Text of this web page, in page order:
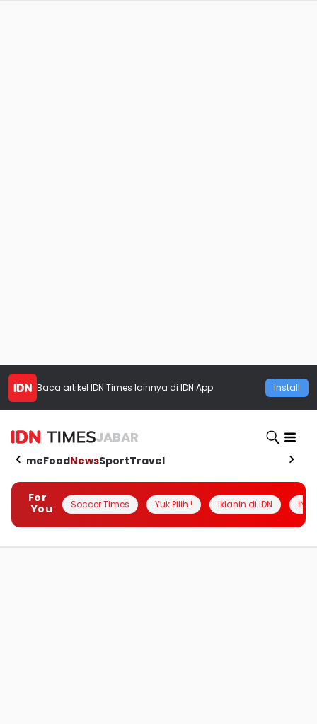
Baca artikel IDN Times lainnya di IDN App Install
JABAR
HomeFoodNewsSportTravel
For
You
Soccer Times Yuk Pilih ! Iklanin di IDN